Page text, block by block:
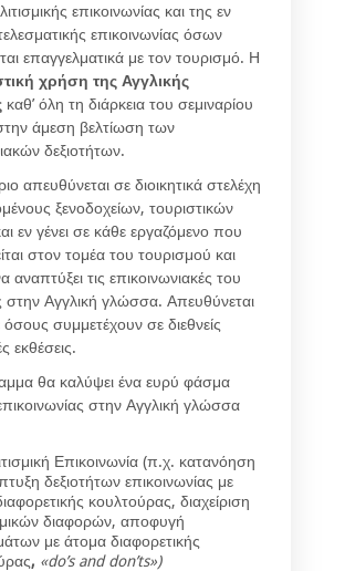
επικοινωνίας και της εν
επικοινωνίας όσων
επαγγελματικά με τον τουρισμό. Η
χρήση της Αγγλικής
καθ’ όλη τη διάρκεια του σεμιναρίου
άμεση βελτίωση των
δεξιοτήτων.
απευθύνεται σε διοικητικά στελέχη
ξενοδοχείων, τουριστικών
εν γένει σε κάθε εργαζόμενο που
στον τομέα του τουρισμού και
αναπτύξει τις επικοινωνιακές του
στην Αγγλική γλώσσα. Απευθύνεται
συμμετέχουν σε διεθνείς
εκθέσεις.
θα καλύψει ένα ευρύ φάσμα
στην Αγγλική γλώσσα
Επικοινωνία (π.χ. κατανόηση
δεξιοτήτων επικοινωνίας με
κουλτούρας, διαχείριση
διαφορών, αποφυγή
με άτομα διαφορετικής
, «do’s and don’ts»)